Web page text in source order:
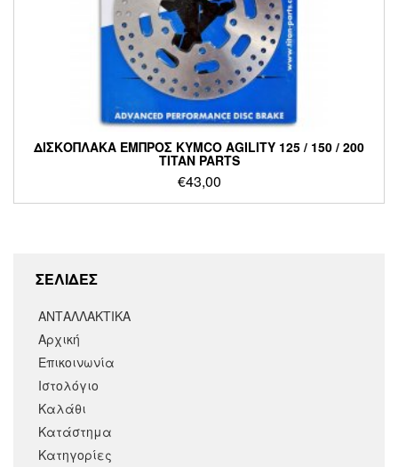
ΔΙΣΚΟΠΛΑΚΑ ΕΜΠΡΟΣ KYMCO AGILITY 125 / 150 / 200
TITAN PARTS
€43,00
ΣΕΛΙΔΕΣ
ΑΝΤΑΛΛΑΚΤΙΚΑ
Αρχική
Επικοινωνία
Ιστολόγιο
Καλάθι
Κατάστημα
Κατηγορίες